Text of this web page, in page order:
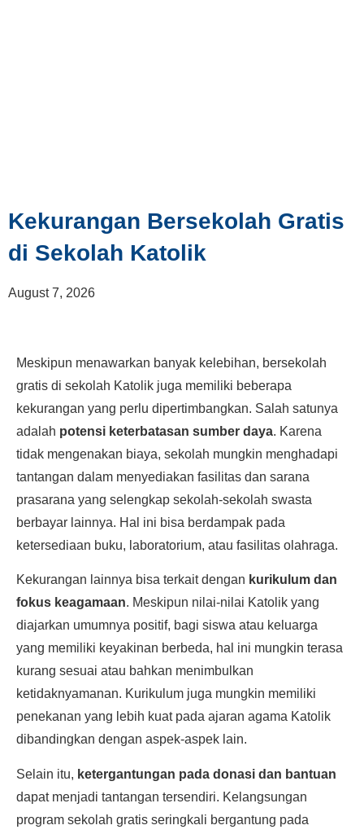
Kekurangan Bersekolah Gratis
di Sekolah Katolik
August 7, 2026
Meskipun menawarkan banyak kelebihan, bersekolah
gratis di sekolah Katolik juga memiliki beberapa
kekurangan yang perlu dipertimbangkan. Salah satunya
adalah potensi keterbatasan sumber daya. Karena
tidak mengenakan biaya, sekolah mungkin menghadapi
tantangan dalam menyediakan fasilitas dan sarana
prasarana yang selengkap sekolah-sekolah swasta
berbayar lainnya. Hal ini bisa berdampak pada
ketersediaan buku, laboratorium, atau fasilitas olahraga.
Kekurangan lainnya bisa terkait dengan kurikulum dan
fokus keagamaan. Meskipun nilai-nilai Katolik yang
diajarkan umumnya positif, bagi siswa atau keluarga
yang memiliki keyakinan berbeda, hal ini mungkin terasa
kurang sesuai atau bahkan menimbulkan
ketidaknyamanan. Kurikulum juga mungkin memiliki
penekanan yang lebih kuat pada ajaran agama Katolik
dibandingkan dengan aspek-aspek lain.
Selain itu, ketergantungan pada donasi dan bantuan
dapat menjadi tantangan tersendiri. Kelangsungan
program sekolah gratis seringkali bergantung pada